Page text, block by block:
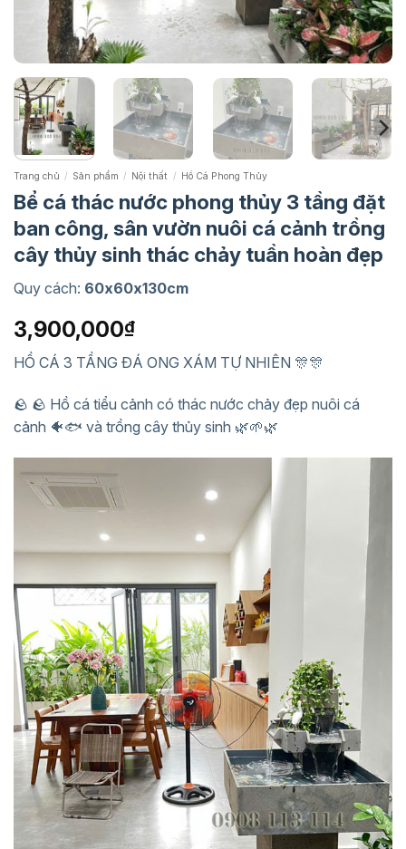
Trang chủ / Sản phẩm / Nội thất / Hồ Cá Phong Thủy
Bể cá thác nước phong thủy 3 tầng đặt
ban công, sân vườn nuôi cá cảnh trồng
cây thủy sinh thác chảy tuần hoàn đẹp
Quy cách: 60x60x130cm
3,900,000₫
HỒ CÁ 3 TẦNG ĐÁ ONG XÁM TỰ NHIÊN 🎊🎊
🪨 🪨 Hồ cá tiểu cảnh có thác nước chảy đẹp nuôi cá
cảnh 🐠🐟 và trồng cây thủy sinh 🌿🌱🌿